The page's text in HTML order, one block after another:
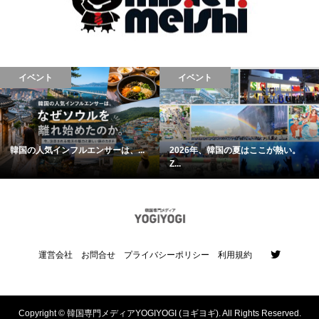
イベント
韓国の人気インフルエンサーは、...
イベント
2026年、韓国の夏はここが熱い。
Z...
運営会社 お問合せ プライバシーポリシー 利用規約
Copyright ©韓国専門メディアYOGIYOGI (ヨギヨギ). All Rights Reserved.